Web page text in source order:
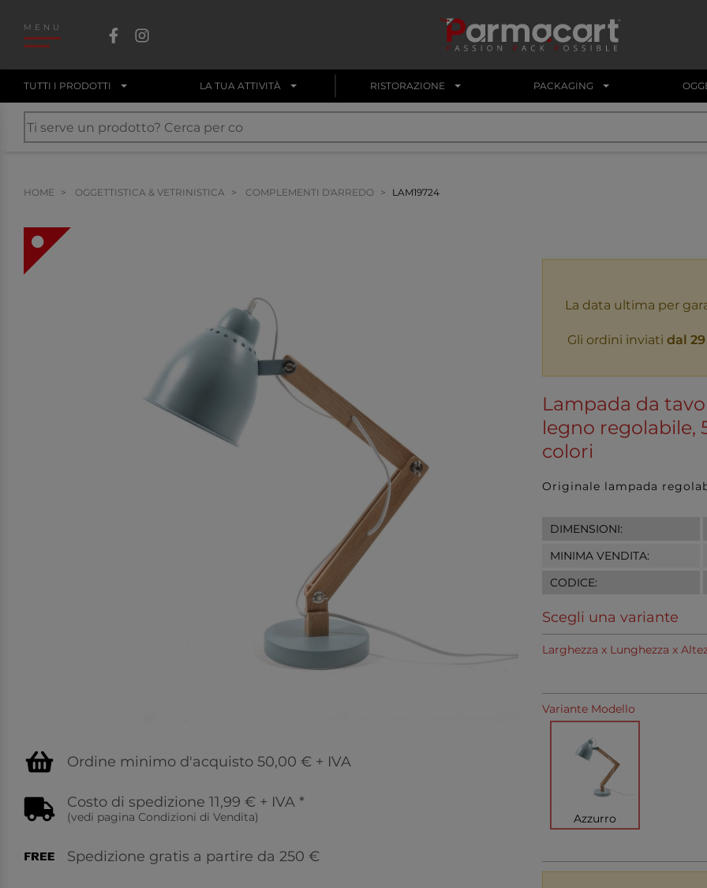
MENU
TUTTI I PRODOTTI LA TUA ATTIVITÀ RISTORAZIONE PACKAGING
HOME OGGETTISTICA & VETRINISTICA COMPLEMENTI D'ARREDO LAM19724
Ordine minimo d'acquisto 50,00 € + IVA
Costo di spedizione 11,99 € + IVA *
(vedi pagina Condizioni di Vendita)
Spedizione gratis a partire da 250 €
La data ultima per
Gli ordini inviati dal
Lampada da
legno regolabile,
colori
Originale lampada
DIMENSIONI:
MINIMA VENDITA:
CODICE:
Scegli una variante
Larghezza x Lunghezza x
Variante Modello
Azzurro